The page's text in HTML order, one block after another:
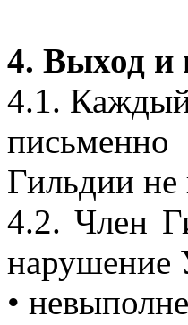
4. Выход и
4.1.
Гильдии не
4.2. Член
нарушение
•